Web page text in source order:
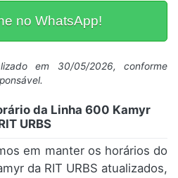
no WhatsApp!
em 30/05/2026, conforme
da Linha 600 Kamyr
URBS
em manter os horários do
da RIT URBS atualizados,